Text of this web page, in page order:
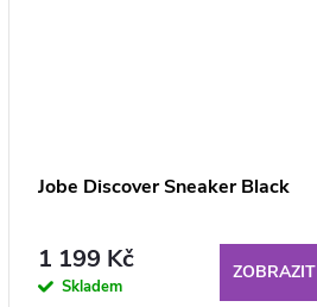
Jobe Discover Sneaker Black
1 199 Kč
Skladem
ZOBRAZIT